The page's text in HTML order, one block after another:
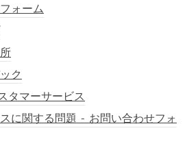
ォーム
ク
タマーサービス
に関する問題 - お問い合わせフォ